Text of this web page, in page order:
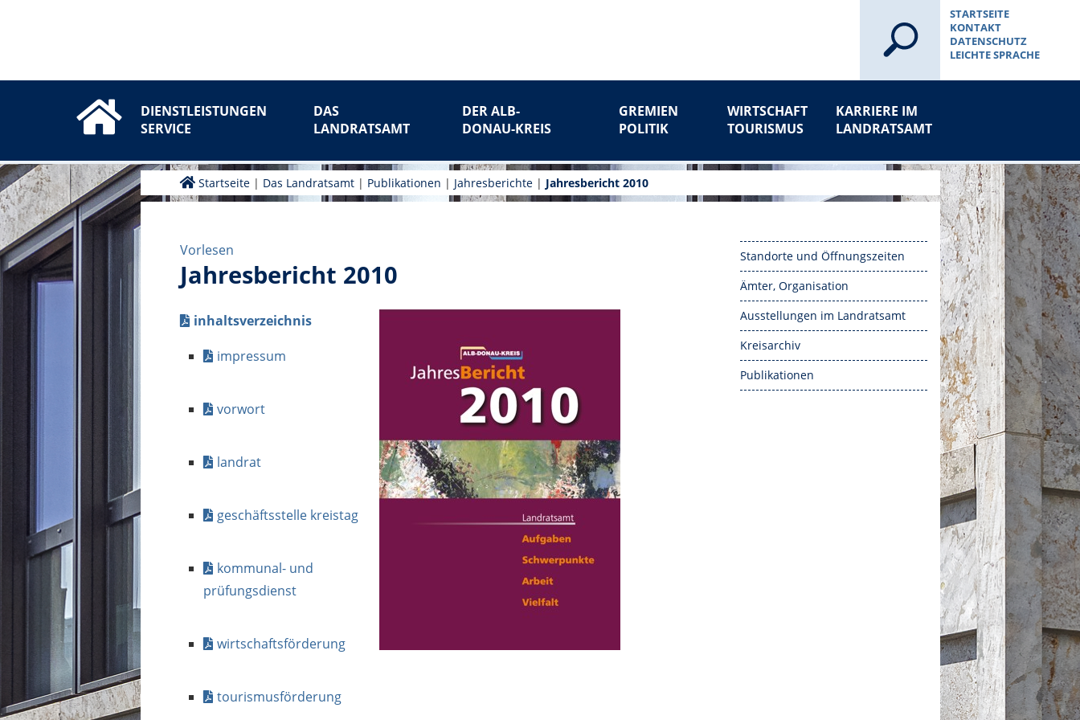
STARTSEITE
KONTAKT
DATENSCHUTZ
LEICHTE SPRACHE
DIENSTLEISTUNGEN
SERVICE
DAS
LANDRATSAMT
DER ALB-
DONAU-KREIS
GREMIEN
POLITIK
WIRTSCHAFT
TOURISMUS
KARRIERE IM
LANDRATSAMT
Startseite | Das Landratsamt | Publikationen | Jahresberichte | Jahresbericht 2010
Vorlesen
Jahresbericht 2010
inhaltsverzeichnis
impressum
vorwort
landrat
geschäftsstelle kreistag
kommunal- und
prüfungsdienst
wirtschaftsförderung
tourismusförderung
Standorte und Öffnungszeiten
Ämter, Organisation
Ausstellungen im Landratsamt
Kreisarchiv
Publikationen